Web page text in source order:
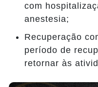
com
anestesia;
Recuperação
período de
retornar às